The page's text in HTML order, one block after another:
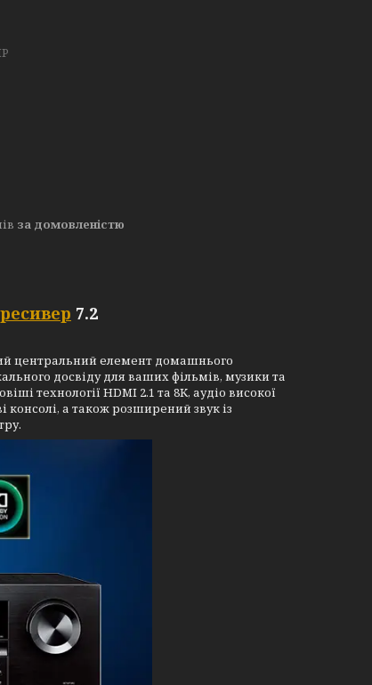
за домовленістю
7.2
центральний елемент домашнього
досвіду для ваших фільмів, музики та
технології HDMI 2.1 та 8K, аудіо високої
консолі, а також розширений звук із